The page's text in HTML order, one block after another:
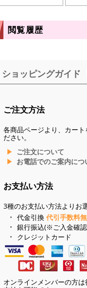
閲覧履歴
ショッピングガイド
ご注文方法
各商品ページより、カート
ださい。
ご注文について
お電話でのご案内につ
お支払い方法
3種のお支払い方法よりお
代金引換 代引手数料無
銀行振込(※ご入金確
クレジットカード
オンラインメンバーの方